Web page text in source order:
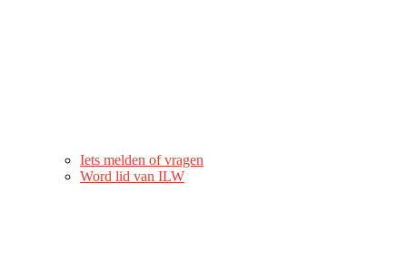
Iets melden of vragen
Word lid van ILW